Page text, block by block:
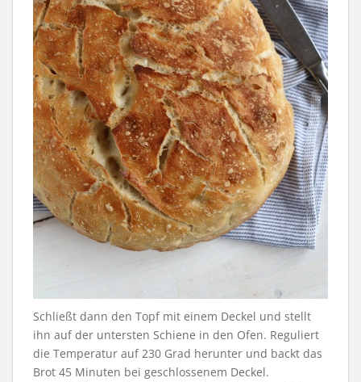
Schließt dann den Topf mit einem Deckel und stellt
ihn auf der untersten Schiene in den Ofen. Reguliert
die Temperatur auf 230 Grad herunter und backt das
Brot 45 Minuten bei geschlossenem Deckel.